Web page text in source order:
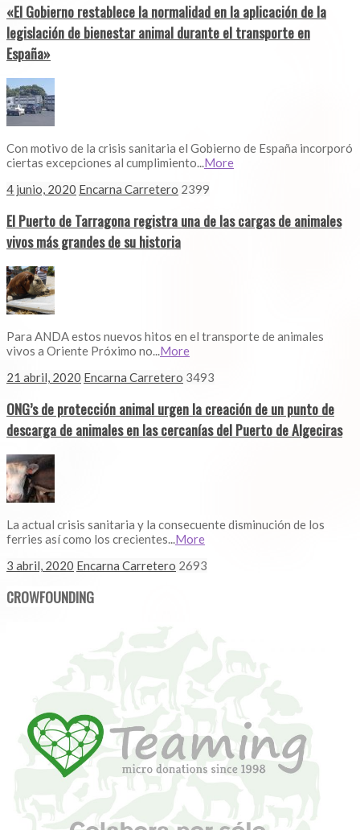
«El Gobierno restablece la normalidad en la aplicación de la
legislación de bienestar animal durante el transporte en
España»
Con motivo de la crisis sanitaria el Gobierno de España incorporó
ciertas excepciones al cumplimiento... More
4 junio, 2020 Encarna Carretero 2399
El Puerto de Tarragona registra una de las cargas de animales
vivos más grandes de su historia
Para ANDA estos nuevos hitos en el transporte de animales
vivos a Oriente Próximo no...More
21 abril, 2020 Encarna Carretero 3493
ONG’s de protección animal urgen la creación de un punto de
descarga de animales en las cercanías del Puerto de Algeciras
La actual crisis sanitaria y la consecuente disminución de los
ferries así como los crecientes...More
3 abril, 2020 Encarna Carretero 2693
CROWFOUNDING